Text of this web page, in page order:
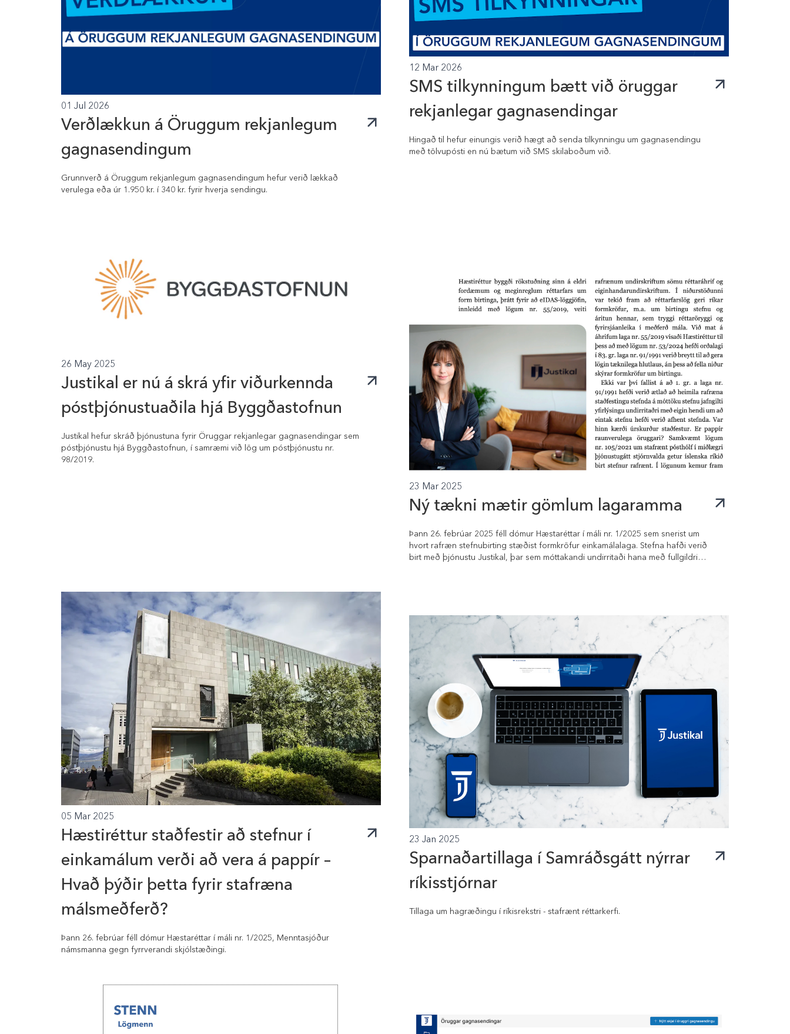
01 Jul 2026
Verðlækkun á Öruggum rekjanlegum
gagnasendingum
Grunnverð á Öruggum rekjanlegum gagnasendingum hefur verið lækkað
verulega eða úr 1.950 kr. í 340 kr. fyrir hverja sendingu.
12 Mar 2026
SMS tilkynningum bætt við öruggar
rekjanlegar gagnasendingar
Hingað til hefur einungis verið hægt að senda tilkynningu um gagnasendingu
með tölvupósti en nú bætum við SMS skilaboðum við.
26 May 2025
Justikal er nú á skrá yfir viðurkennda
póstþjónustuaðila hjá Byggðastofnun
Justikal hefur skráð þjónustuna fyrir Öruggar rekjanlegar gagnasendingar sem
póstþjónustu hjá Byggðastofnun, í samræmi við lög um póstþjónustu nr.
98/2019.
23 Mar 2025
Ný tækni mætir gömlum lagaramma
Þann 26. febrúar 2025 féll dómur Hæstaréttar í máli nr. 1/2025 sem snerist um
hvort rafræn stefnubirting stæðist formkröfur einkamálalaga. Stefna hafði verið
birt með þjónustu Justikal, þar sem móttakandi undirritaði hana með fullgildri
05 Mar 2025
Hæstiréttur staðfestir að stefnur í
einkamálum verði að vera á pappír –
Hvað þýðir þetta fyrir stafræna
málsmeðferð?
Þann 26. febrúar féll dómur Hæstaréttar í máli nr. 1/2025, Menntasjóður
námsmanna gegn fyrrverandi skjólstæðingi.
23 Jan 2025
Sparnaðartillaga í Samráðsgátt nýrrar
ríkisstjórnar
Tillaga um hagræðingu í ríkisrekstri - stafrænt réttarkerfi.